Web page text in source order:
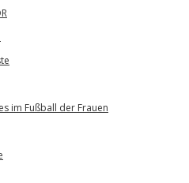
im Fußball der Frauen